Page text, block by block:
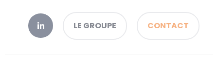
LE GROUPE CONTACT